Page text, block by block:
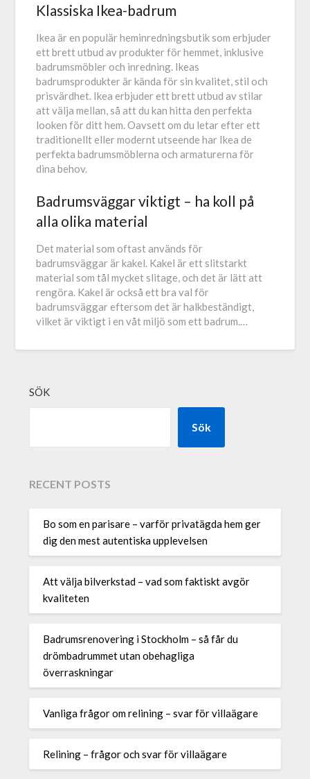
Klassiska Ikea-badrum
Ikea är en populär heminredningsbutik som erbjuder
ett brett utbud av produkter för hemmet, inklusive
badrumsmöbler och inredning. Ikeas
badrumsprodukter är kända för sin kvalitet, stil och
prisvärdhet. Ikea erbjuder ett brett utbud av stilar
att välja mellan, så att du kan hitta den perfekta
looken för ditt hem. Oavsett om du letar efter ett
traditionellt eller modernt utseende har Ikea de
perfekta badrumsmöblerna och armaturerna för
dina behov.
Badrumsväggar viktigt – ha koll på
alla olika material
Det material som oftast används för
badrumsväggar är kakel. Kakel är ett slitstarkt
material som tål mycket slitage, och det är lätt att
rengöra. Kakel är också ett bra val för
badrumsväggar eftersom det är halkbeständigt,
vilket är viktigt i en våt miljö som ett badrum.…
SÖK
Sök
RECENT POSTS
Bo som en parisare – varför privatägda hem ger
dig den mest autentiska upplevelsen
Att välja bilverkstad – vad som faktiskt avgör
kvaliteten
Badrumsrenovering i Stockholm – så får du
drömbadrummet utan obehagliga
överraskningar
Vanliga frågor om relining – svar för villaägare
Relining – frågor och svar för villaägare